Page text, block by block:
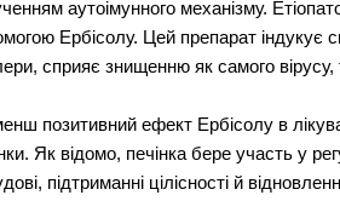
аутоімунного механізму.
Ербісолу. Цей препарат індукує
сприяє знищенню як самого вірусу,
позитивний ефект Ербісолу в
Як відомо, печінка бере участь у
підтриманні цілісності й